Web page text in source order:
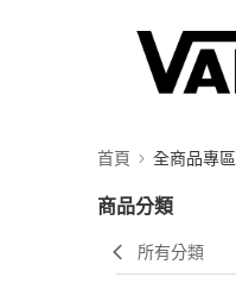
首頁 全商品專區
商品分類
所有分類